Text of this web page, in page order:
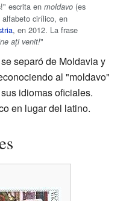
escrita en moldavo (es
alfabeto cirílico, en
, en 2012. La frase
ați venit!"
separó de Moldavia y
al "moldavo"
idiomas oficiales.
en lugar del latino.